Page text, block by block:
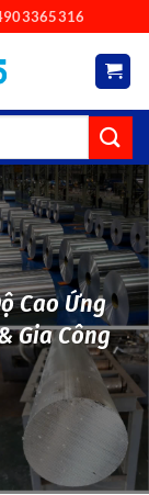
Cao Ứng
Gia Công